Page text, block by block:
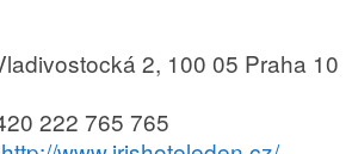
2, 100 05 Praha 10
222 765 765